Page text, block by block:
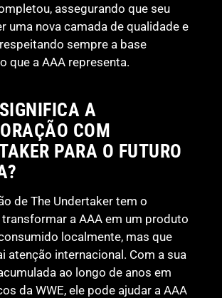
assegurando que seu
uma nova camada de qualidade e
sempre a base
que a AAA representa.
A
COM
PARA O FUTURO
de The Undertaker tem o
a AAA em um produto
localmente, mas que
atenção internacional. Com a sua
ao longo de anos em
da WWE, ele pode ajudar a AAA